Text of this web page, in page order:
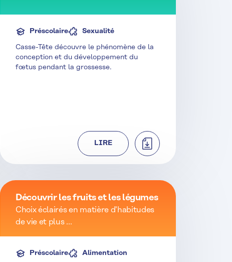
Préscolaire Sexualité
Casse-Tête découvre le phénomène de la
conception et du développement du
fœtus pendant la grossesse.
LIRE TÉLÉCHARGER
Découvrir les fruits et les légumes
Choix éclairés en matière d'habitudes
de vie et plus ...
Préscolaire Alimentation